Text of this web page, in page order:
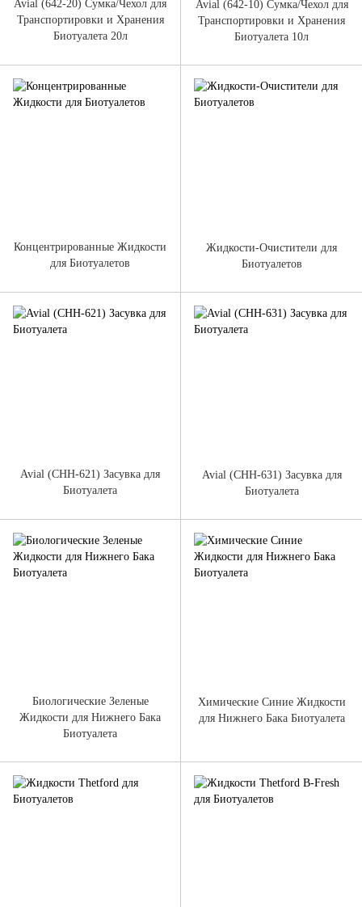
Avial (642-20) Сумка/Чехол для
Транспортировки и Хранения
Биотуалета 20л
Avial (642-10) Сумка/Чехол для
Транспортировки и Хранения
Биотуалета 10л
Концентрированные Жидкости
для Биотуалетов
Жидкости-Очистители для
Биотуалетов
Avial (CHH-621) Засувка для
Биотуалета
Avial (CHH-631) Засувка для
Биотуалета
Биологические Зеленые
Жидкости для Нижнего Бака
Биотуалета
Химические Синие Жидкости
для Нижнего Бака Биотуалета